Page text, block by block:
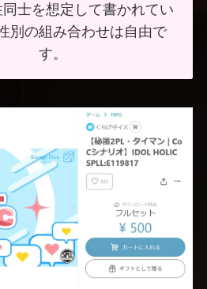
士を想定して書かれてい
別の組み合わせは自由で
す。